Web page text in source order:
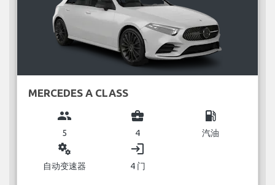
MERCEDES A CLASS
group
5
business_center
4
local_gas_station
汽油
miscellaneous_services
自动变速器
login
4 门